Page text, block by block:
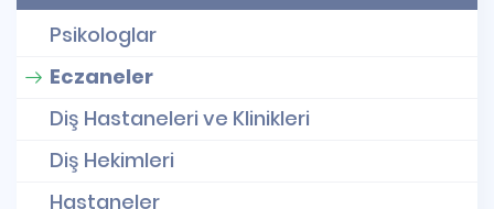
Psikologlar
Eczaneler
Diş Hastaneleri ve Klinikleri
Diş Hekimleri
Hastaneler